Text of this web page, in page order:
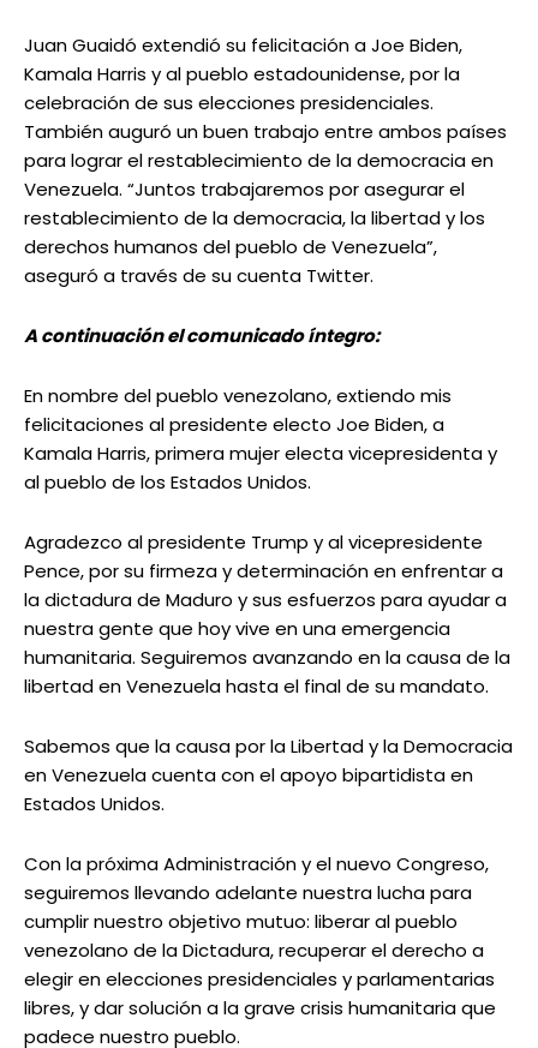
Juan Guaidó extendió su felicitación a Joe Biden,
Kamala Harris y al pueblo estadounidense, por la
celebración de sus elecciones presidenciales.
También auguró un buen trabajo entre ambos países
para lograr el restablecimiento de la democracia en
Venezuela. “Juntos trabajaremos por asegurar el
restablecimiento de la democracia, la libertad y los
derechos humanos del pueblo de Venezuela”,
aseguró a través de su cuenta Twitter.
A continuación el comunicado íntegro:
En nombre del pueblo venezolano, extiendo mis
felicitaciones al presidente electo Joe Biden, a
Kamala Harris, primera mujer electa vicepresidenta y
al pueblo de los Estados Unidos.
Agradezco al presidente Trump y al vicepresidente
Pence, por su firmeza y determinación en enfrentar a
la dictadura de Maduro y sus esfuerzos para ayudar a
nuestra gente que hoy vive en una emergencia
humanitaria. Seguiremos avanzando en la causa de la
libertad en Venezuela hasta el final de su mandato.
Sabemos que la causa por la Libertad y la Democracia
en Venezuela cuenta con el apoyo bipartidista en
Estados Unidos.
Con la próxima Administración y el nuevo Congreso,
seguiremos llevando adelante nuestra lucha para
cumplir nuestro objetivo mutuo: liberar al pueblo
venezolano de la Dictadura, recuperar el derecho a
elegir en elecciones presidenciales y parlamentarias
libres, y dar solución a la grave crisis humanitaria que
padece nuestro pueblo.